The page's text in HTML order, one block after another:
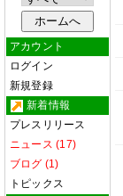
アカウント
ログイン
新規登録
新着情報
プレスリリース
ニュース (17)
ブログ (1)
トピックス